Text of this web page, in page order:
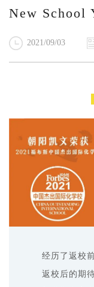
New School
2021/09/03
经历了返校
返 校后的期待